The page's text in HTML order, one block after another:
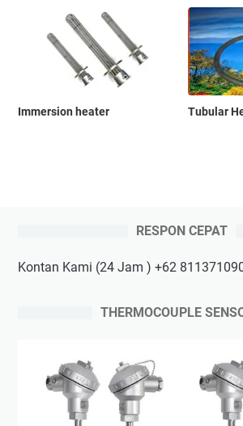
Immersion heater Tubular
RESPON CEPAT
Kontan Kami (24 Jam ) +62
THERMOCOUPLE